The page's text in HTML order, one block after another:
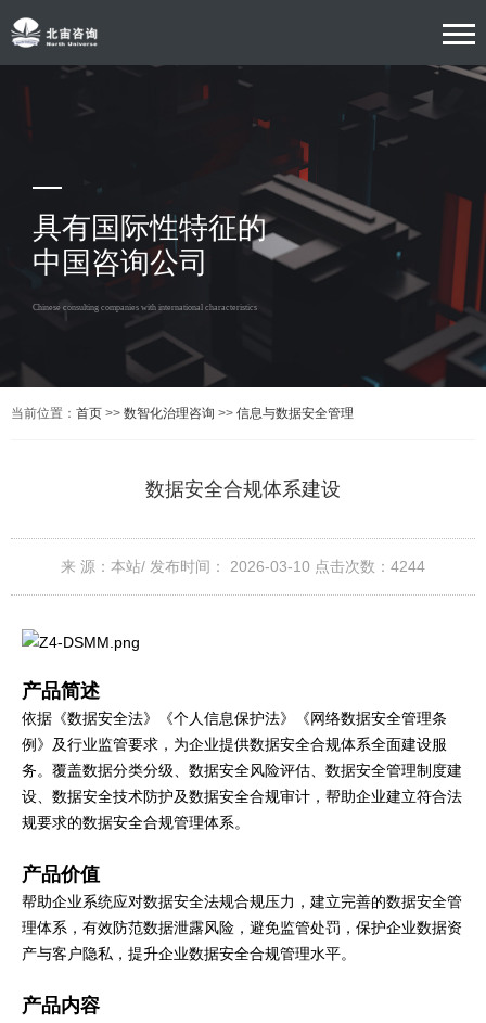
具有国际性特征的
中国咨询公司
Chinese consulting companies with international characteristics
当前位置： 首页 >> 数智化治理咨询 >> 信息与数据安全管理
数据安全合规体系建设
来 源：本站/ 发布时间： 2026-03-10 点击次数： 4244
产品简述
依据《数据安全法》《个人信息保护法》《网络数据安全管理条
例》及行业监管要求，为企业提供数据安全合规体系全面建设服
务。覆盖数据分类分级、数据安全风险评估、数据安全管理制度建
设、数据安全技术防护及数据安全合规审计，帮助企业建立符合法
规要求的数据安全合规管理体系。
产品价值
帮助企业系统应对数据安全法规合规压力，建立完善的数据安全管
理体系，有效防范数据泄露风险，避免监管处罚，保护企业数据资
产与客户隐私，提升企业数据安全合规管理水平。
产品内容